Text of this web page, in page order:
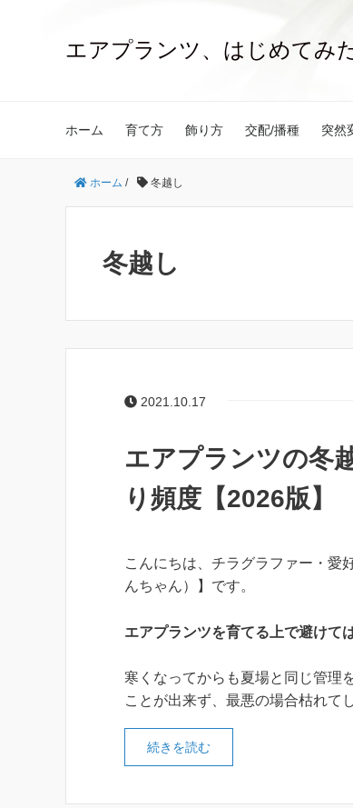
エアプランツ、はじめてみた
ホーム 育て方 飾り方 交配/播種 突然
ホーム / 冬越し
冬越し
2021.10.17
エアプランツの冬
り頻度【2026版】
こんにちは、チラグラファー・愛
んちゃん）】です。
エアプランツを育てる上で避けて
寒くなってからも夏場と同じ管理
ことが出来ず、最悪の場合枯れて
続きを読む